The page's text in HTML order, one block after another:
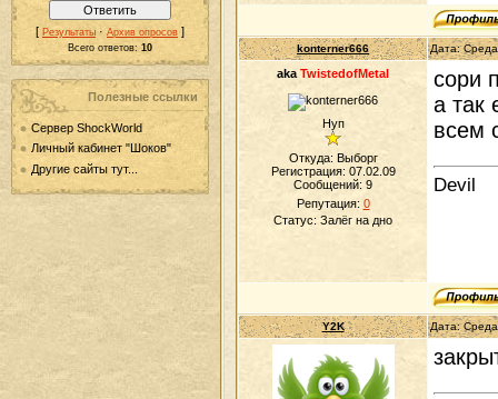
[ Результаты · Архив опросов ]
Всего ответов: 10
Полезные ссылки
Сервер ShockWorld
Личный кабинет "Шоков"
Другие сайты тут...
konterner666 Дата:
aka TwistedofMetal
Нуп
Откуда: Выборг
Регистрация: 07.02.09
Сообщений: 9
Репутация: 0
Статус: Залёг на дно
сори
а так
всем
Devil
Y2K Дата: